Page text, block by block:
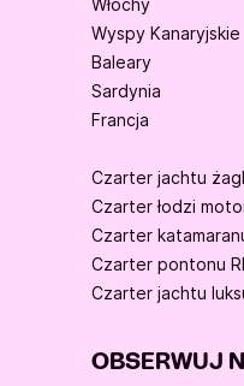
Włochy
Wyspy Kanaryjskie
Baleary
Sardynia
Francja
Czarter jachtu
Czarter łodzi
Czarter
Czarter pontonu
Czarter jachtu
OBSERWUJ